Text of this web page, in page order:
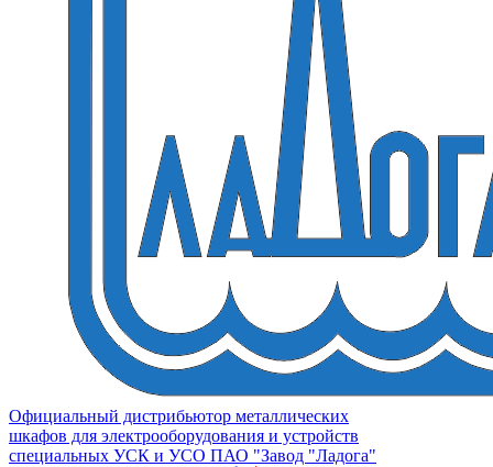
Официальный дистрибьютор металлических
шкафов для электрооборудования и устройств
специальных УСК и УСО ПАО "Завод "Ладога"